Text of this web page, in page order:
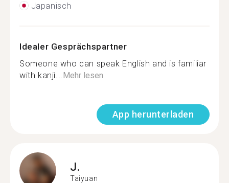
Japanisch
Idealer Gesprächspartner
Someone who can speak English and is familiar
with kanji... Mehr lesen
App herunterladen
J.
Taiyuan